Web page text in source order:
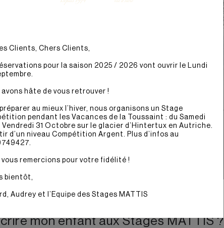
mon enfant aux Stages MATTIS ?
Clients, Chers Clients,
pour la saison 2025 / 2026 vont ouvrir le Lundi
avons hâte de vous retrouver !
au mieux l’hiver, nous organisons un Stage
pendant les Vacances de la Toussaint : du Samedi
Vendredi 31 Octobre sur le glacier d’Hintertux en Autriche.
d’un niveau Compétition Argent. Plus d’infos au
vous remercions pour votre fidélité !
bientôt,
Audrey et l’Equipe des Stages MATTIS